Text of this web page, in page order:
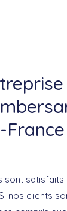
France
sont
nos clients